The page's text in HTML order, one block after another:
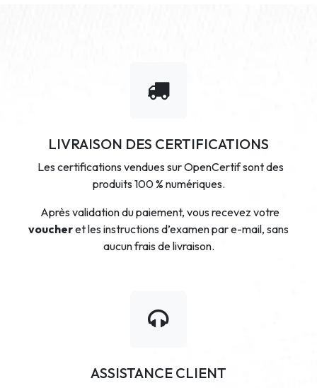
LIVRAISON DES CERTIFICATIONS
Les certifications vendues sur OpenCertif sont des
produits 100 % numériques.
Après validation du paiement, vous recevez votre
voucheret les instructions d’examen par e-mail, sans
aucun frais de livraison.
ASSISTANCE CLIENT